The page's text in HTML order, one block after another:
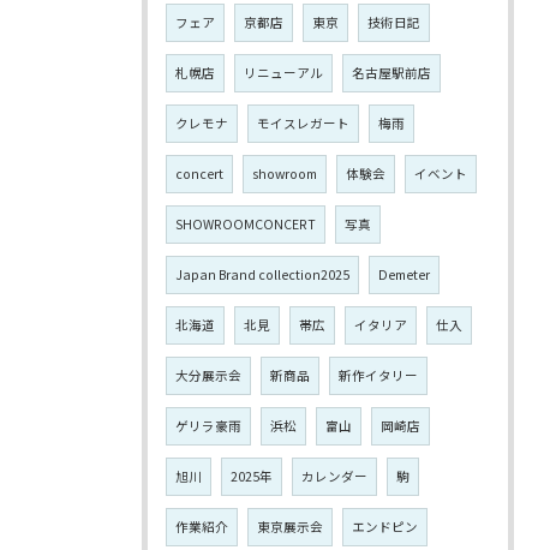
フェア 京都店 東京 技術日記
札幌店 リニューアル 名古屋駅前店
クレモナ モイスレガート 梅雨
concert showroom 体験会 イベント
SHOWROOMCONCERT 写真
Japan Brand collection2025 Demeter
北海道 北見 帯広 イタリア 仕入
大分展示会 新商品 新作イタリー
ゲリラ豪雨 浜松 富山 岡崎店
旭川 2025年 カレンダー 駒
作業紹介 東京展示会 エンドピン